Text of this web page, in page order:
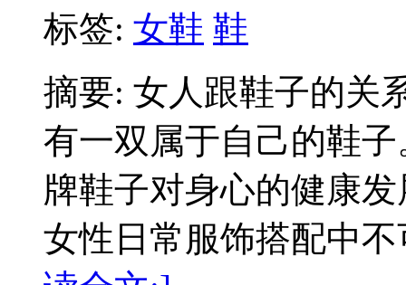
标签: 女鞋 鞋
摘要: 女人跟鞋子的关
有一双属于自己的鞋
牌鞋子对身心的健康
女性日常服饰搭配中